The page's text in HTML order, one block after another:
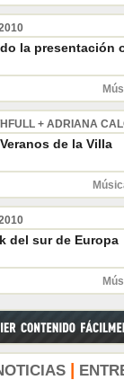
la presentación
+ ADRIANA
de la Villa
del sur de Europa
|